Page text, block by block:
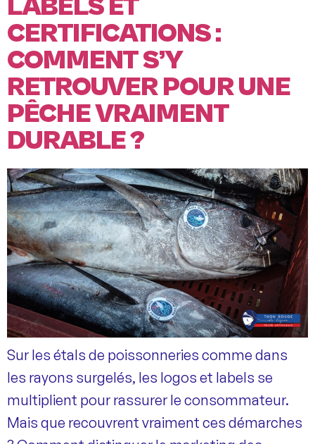
LABELS ET
CERTIFICATIONS :
COMMENT S’Y
RETROUVER POUR UNE
PÊCHE VRAIMENT
DURABLE ?
Sur les étals de poissonneries comme dans
les rayons surgelés, les logos et labels se
multiplient pour rassurer le consommateur.
Mais que recouvrent vraiment ces démarches